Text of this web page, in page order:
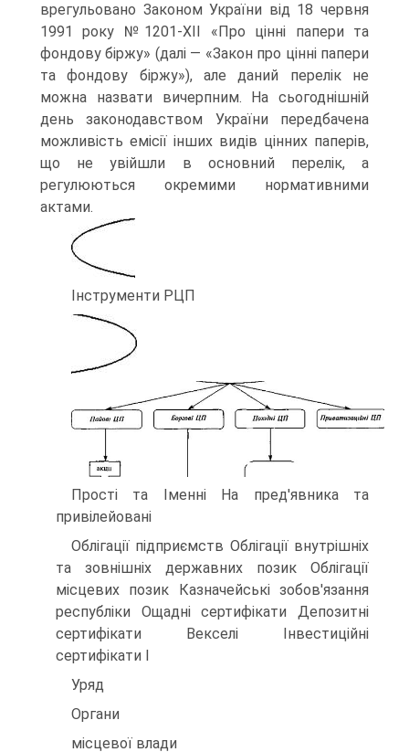
врегульовано Законом України від 18 червня
1991 року №1201-XII «Про цінні папери та
фондову біржу» (далі — «Закон про цінні папери
та фондову біржу»), але даний перелік не
можна назвати вичерпним. На сьогоднішній
день законодавством України передбачена
можливість емісії інших видів цінних па­перів,
що не увійшли в основний перелік, а
регулюються окремими норматив­ними
актами.
Інструменти РЦП
Прості та Іменні На пред'явника та
привілейовані
Облігації підприємств Облігації внутрішніх
та зовнішніх державних позик Облігації
місцевих позик Казначейські зобов'язання
республіки Ощадні сертифікати Депозитні
сертифікати Векселі Інвестиційні
сертифікати І
Уряд
Органи
місцевої влади